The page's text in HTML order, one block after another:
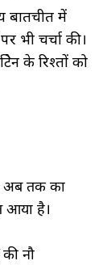
बातचीत में
भी चर्चा की।
के रिश्तों को
अब तक का
आया है।
नौ